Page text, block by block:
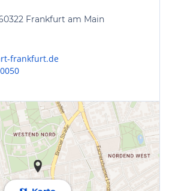
Frankfurt am Main
frankfurt.de